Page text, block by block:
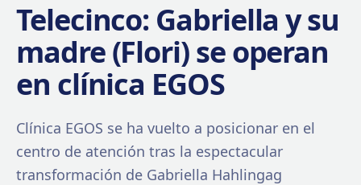
Telecinco: Gabriella y su
madre (Flori) se operan
en clínica EGOS
Clínica EGOS se ha vuelto a posicionar en el
centro de atención tras la espectacular
transformación de Gabriella Hahlingag